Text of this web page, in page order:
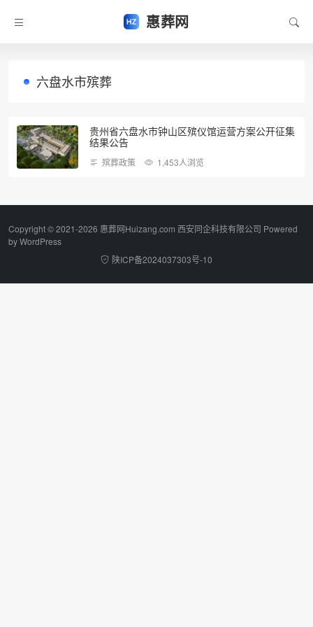
惠葬网
六盘水市殡葬
贵州省六盘水市钟山区殡仪馆运营方案公开征集
结果公告
殡葬政策 1,453人浏览
Copyright © 2021-2026 惠葬网Huizang.com 西安同企科技有限公司 Powered
byWordPress
陕ICP备2024037303号-10